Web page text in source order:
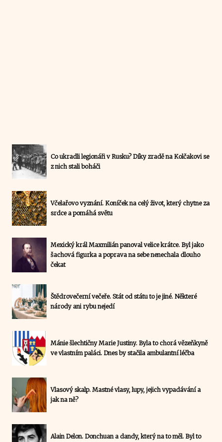
Co ukradli legionáři v Rusku? Díky zradě na Kolčakovi se
z nich stali boháči
Včelařovo vyznání. Koníček na celý život, který chytne za
srdce a pomáhá světu
Mexický král Maxmilián panoval velice krátce. Byl jako
šachová figurka a poprava na sebe nenechala dlouho
čekat
Štědrovečerní večeře. Stát od státu to je jiné. Některé
národy ani rybu nejedí
Mánie šlechtičny Marie Justiny. Byla to chorá vězeňkyně
ve vlastním paláci. Dnes by stačila ambulantní léčba
Vlasový skalp. Mastné vlasy, lupy, jejich vypadávání a
jak na ně?
Alain Delon. Donchuan a dandy, který na to měl. Byl to